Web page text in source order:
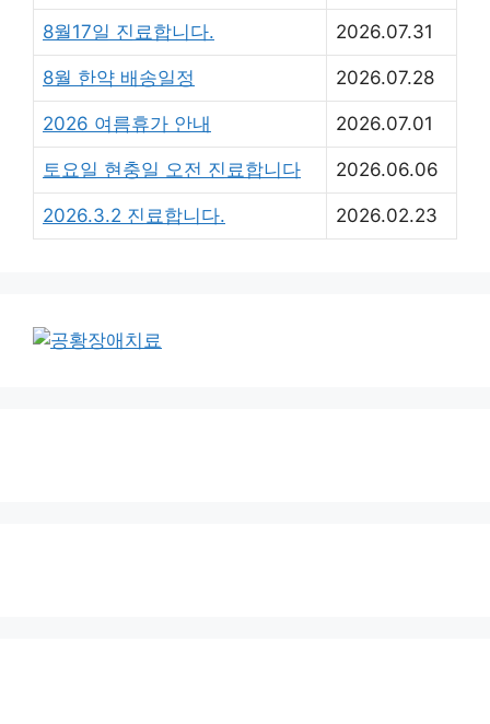
8월17일 진료합니다. 2026.07.31
8월 한약 배송일정 2026.07.28
2026 여름휴가 안내 2026.07.01
토요일 현충일 오전 진료합니다 2026.06.06
2026.3.2 진료합니다. 2026.02.23